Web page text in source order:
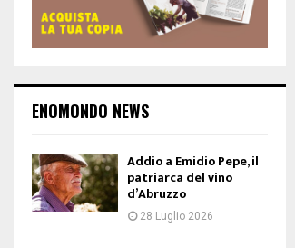
ENOMONDO NEWS
Addio a Emidio Pepe, il
patriarca del vino
d’Abruzzo
28 Luglio 2026